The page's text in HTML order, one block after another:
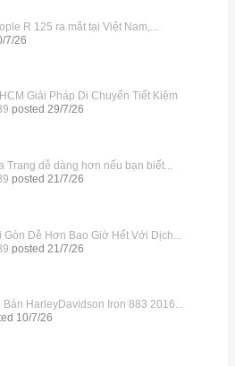
R 125 ra mắt tại Việt Nam,...
7/26
Giải Pháp Di Chuyển Tiết Kiệm
posted 29/7/26
Trang dễ dàng hơn nếu bạn biết...
posted 21/7/26
Dễ Hơn Bao Giờ Hết Với Dịch...
posted 21/7/26
HarleyDavidson Iron 883 2016...
10/7/26